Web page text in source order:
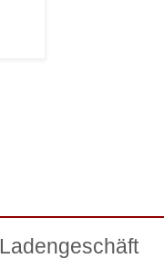
Ladengeschäft